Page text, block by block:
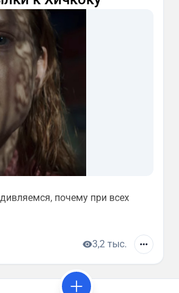
почему при всех
3,2 тыс.